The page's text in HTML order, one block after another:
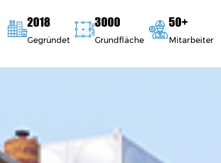
2018
Gegründet
3000
Grundfläche
50+
Mitarbeiter